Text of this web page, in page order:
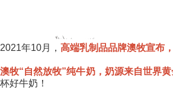
2021年10月， 高端乳制品品牌澳牧宣布
澳牧“自然放牧”纯牛奶，奶源来自世界
杯好牛奶！